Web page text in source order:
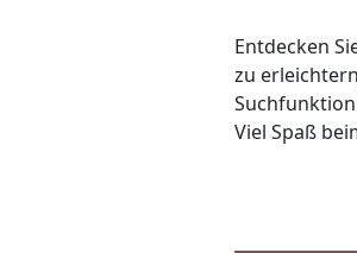
Entdecken
zu
Viel Spaß